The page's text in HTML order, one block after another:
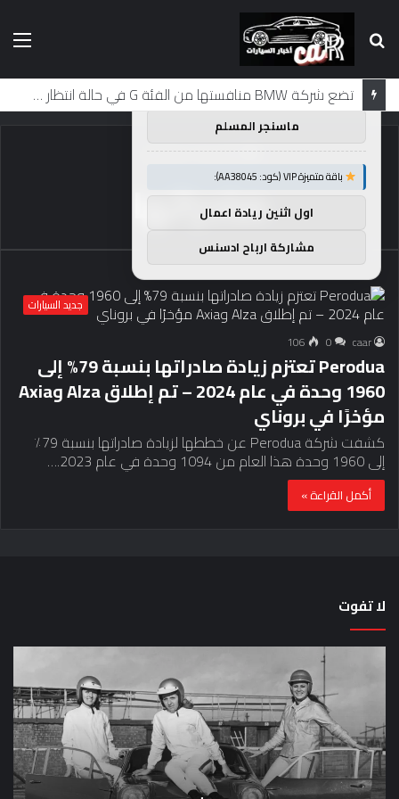
بحث
عن
تضع شركة BMW منافستها من الفئة G في حالة انتظار مع وصول الرياح المعاكسة في الصين إلى موطنها
الرئيسية/صادراتها
صادراتها
جديد السيارات
caar
0
106
Perodua تعتزم زيادة صادراتها بنسبة 79% إلى
1960 وحدة في عام 2024 – تم إطلاق Alza وAxia
مؤخرًا في بروناي
كشفت شركة Perodua عن خططها لزيادة صادراتها بنسبة 79٪
إلى 1960 وحدة هذا العام من 1094 وحدة في عام 2023.…
أكمل القراءة »
لا تفوت
لماذا
من
المشاركة
في
لومان
توصيات :
باقة متميزة VIP (كود: AA26790):
ماسنجر المسلم
باقة متميزة VIP (كود: AA38045):
اول اثنين ريادة اعمال
مشاركة ارباح ادسنس